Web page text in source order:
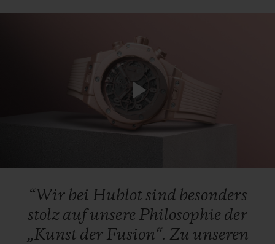
Play
Video
“Wir bei Hublotsind besonders
stolz aufunsere Philosophie der
„Kunst der Fusion“. Zu unseren
EINE BOUTIQUE FINDEN